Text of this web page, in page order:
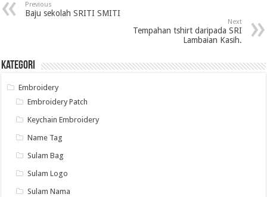
Previous
Baju sekolah SRITI SMITI
Next
Tempahan tshirt daripada SRI
Lambaian Kasih.
Kategori
Embroidery
Embroidery Patch
Keychain Embroidery
Name Tag
Sulam Bag
Sulam Logo
Sulam Nama